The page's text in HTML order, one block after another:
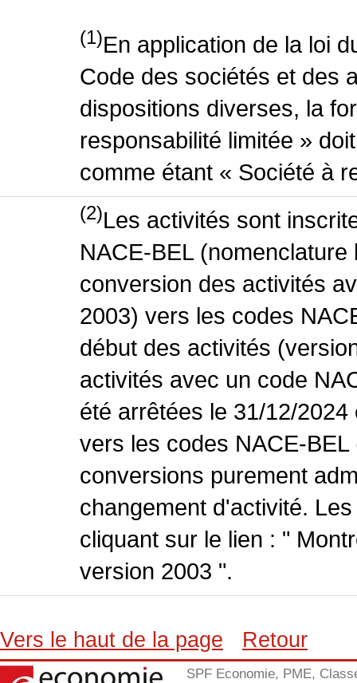
(1)En application de la loi
Code des sociétés et des
dispositions diverses, la
responsabilité limitée »
comme étant « Société à
(2)Les activités sont
NACE-BEL
conversion des activités
2003) vers les codes
début des activités
activités avec un code
été arrêtées le 31/12/
vers les codes NACE-
conversions purement
changement d'activité.
cliquant sur le lien : "
version 2003 ".
Vers le haut de la page Retour
SPF Economie, PME,